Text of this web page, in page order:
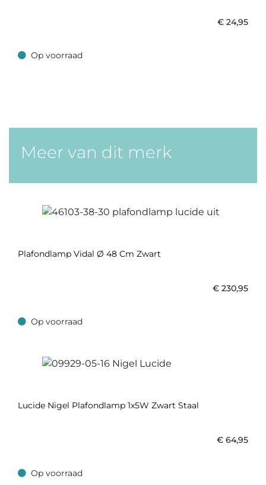
€ 24,95
Op voorraad
Op voorraad
Meer van dit merk
Plafondlamp Vidal Ø 48 Cm Zwart
€ 230,95
Op voorraad
Op voorraad
Lucide Nigel Plafondlamp 1x5W Zwart Staal
€ 64,95
Op voorraad
Op voorraad